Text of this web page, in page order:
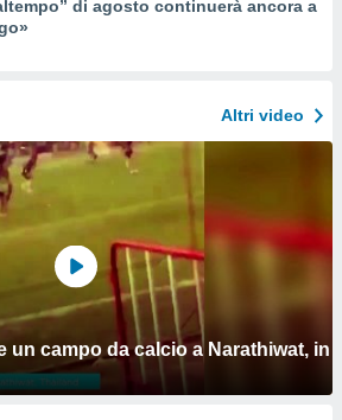
di agosto continuerà ancora a
Altri video
un campo da calcio a Narathiwat, in